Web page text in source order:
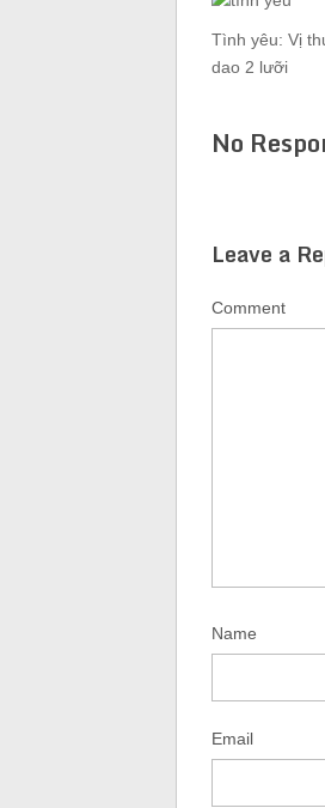
Tình yêu: Vị
dao 2 lưỡi
No
Leave a
Comment
Name
Email